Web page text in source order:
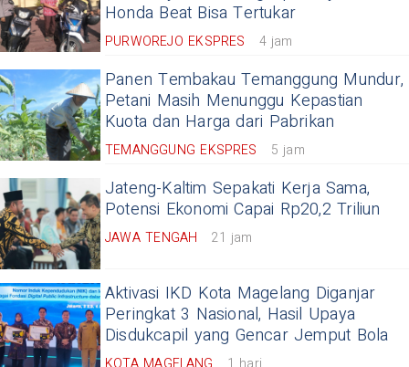
Honda Beat Bisa Tertukar
PURWOREJO EKSPRES 4 jam
Panen Tembakau Temanggung Mundur,
Petani Masih Menunggu Kepastian
Kuota dan Harga dari Pabrikan
TEMANGGUNG EKSPRES 5 jam
Jateng-Kaltim Sepakati Kerja Sama,
Potensi Ekonomi Capai Rp20,2 Triliun
JAWA TENGAH 21 jam
Aktivasi IKD Kota Magelang Diganjar
Peringkat 3 Nasional, Hasil Upaya
Disdukcapil yang Gencar Jemput Bola